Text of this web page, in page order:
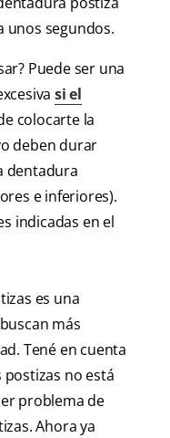
unos segundos.
Puede ser una
si el
colocarte la
deben durar
dentadura
e inferiores).
indicadas en el
es una
más
Tené en cuenta
no está
problema de
Ahora ya